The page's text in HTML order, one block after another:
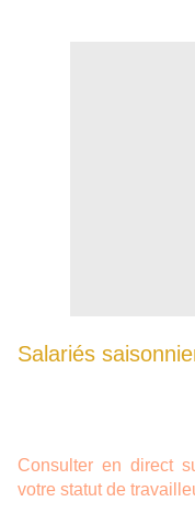
Salariés
Consulter en direct
votre statut de